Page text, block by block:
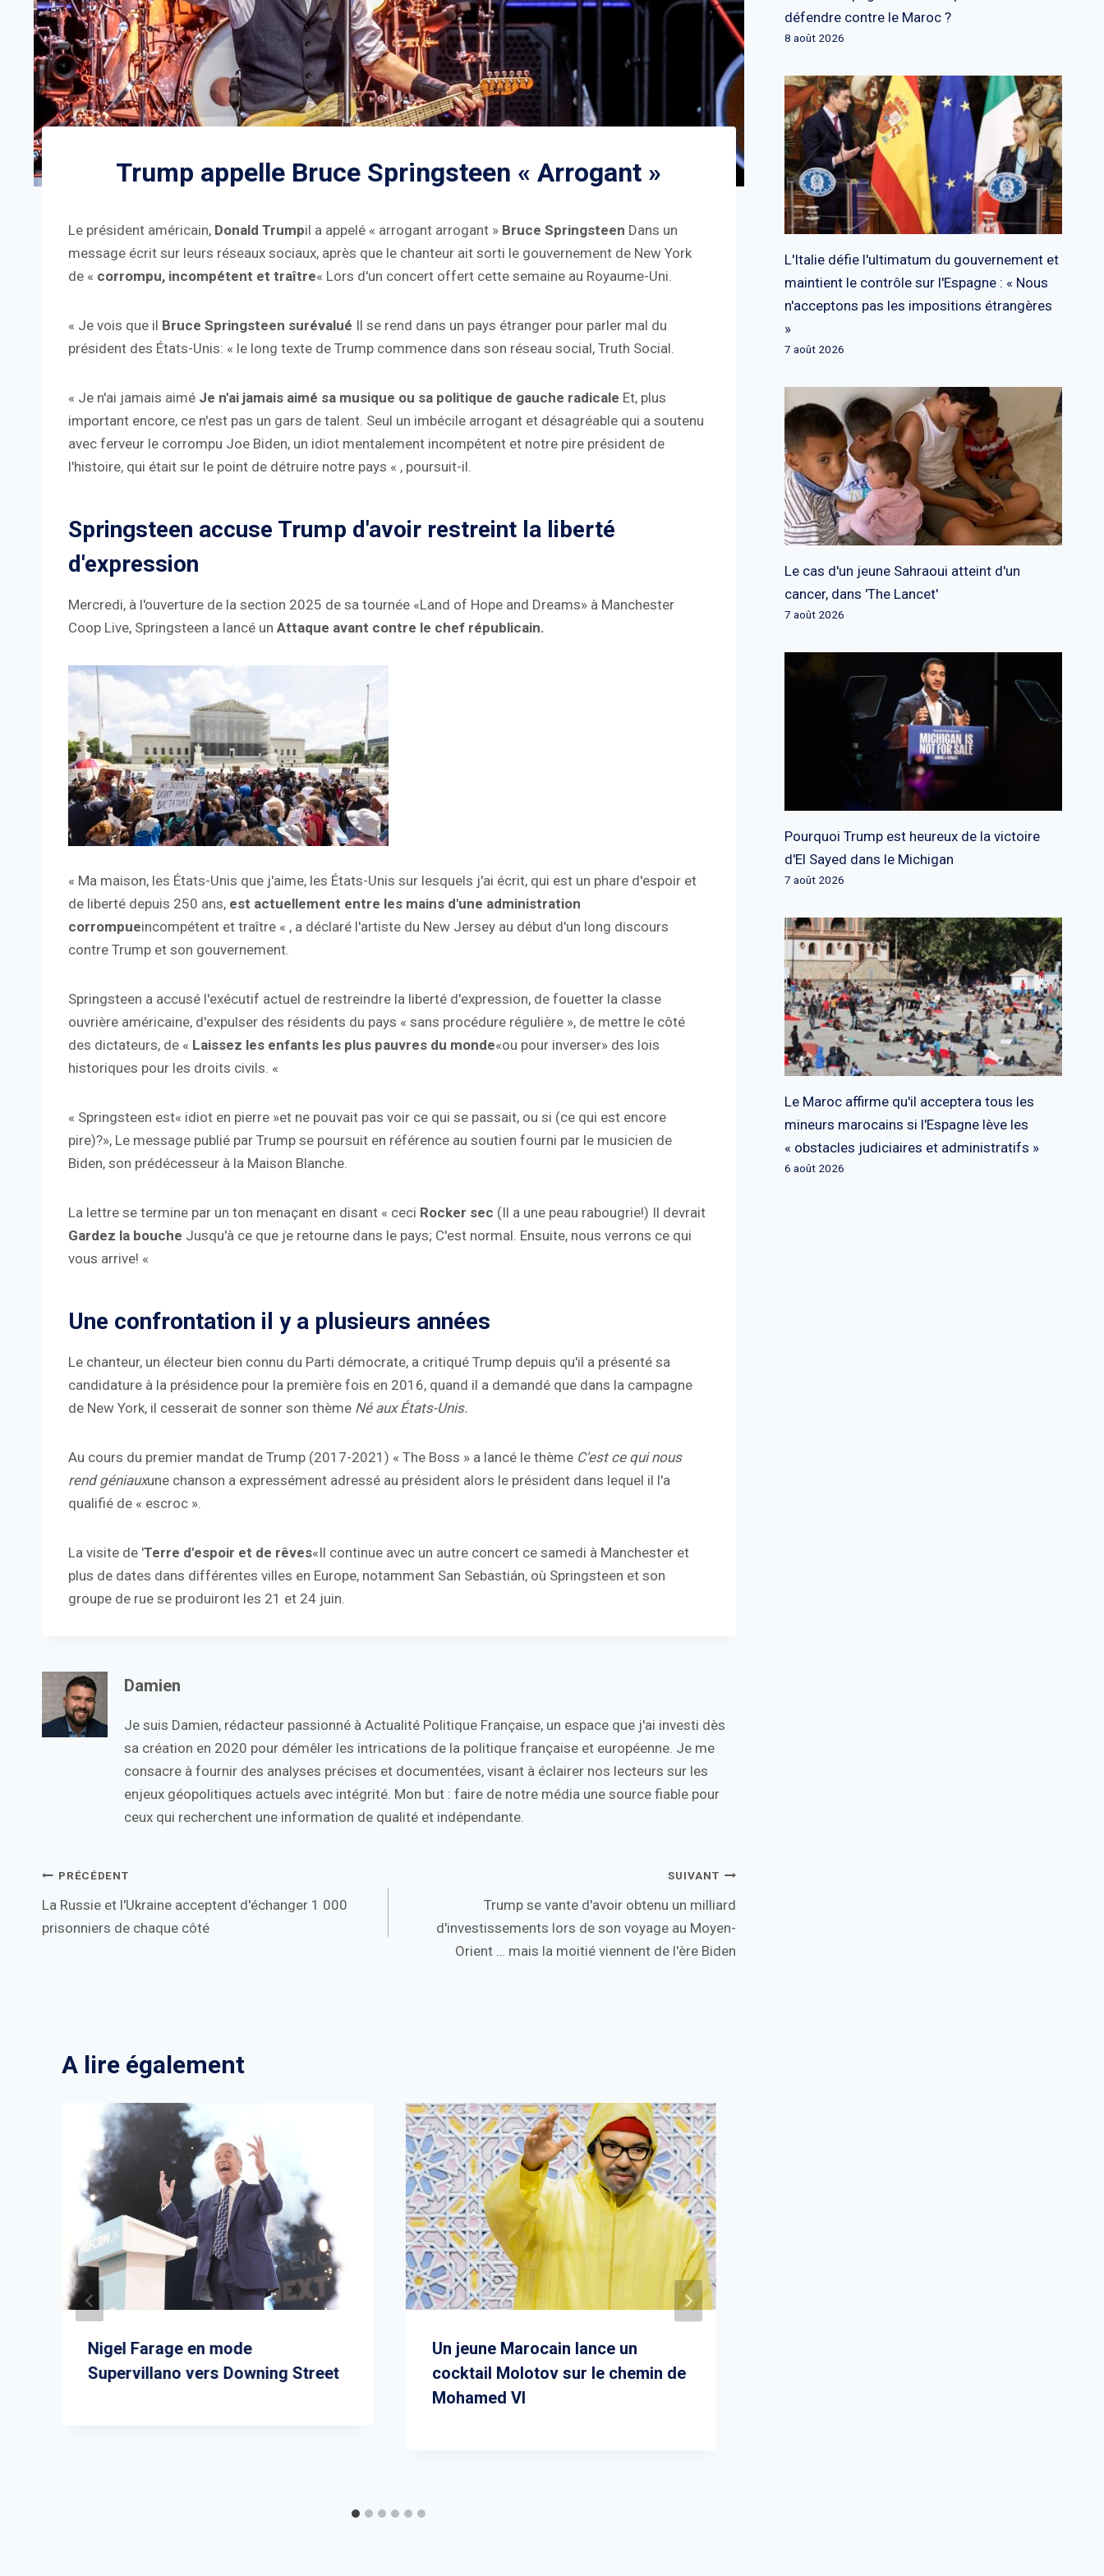
Trump appelle Bruce Springsteen « Arrogant »
Le président américain, Donald Trumpil a appelé « arrogant arrogant » Bruce Springsteen Dans un
message écrit sur leurs réseaux sociaux, après que le chanteur ait sorti le gouvernement de New York
de « corrompu, incompétent et traître« Lors d'un concert offert cette semaine au Royaume-Uni.
« Je vois que il Bruce Springsteen surévalué Il se rend dans un pays étranger pour parler mal du
président des États-Unis: « le long texte de Trump commence dans son réseau social, Truth Social.
« Je n'ai jamais aimé Je n'ai jamais aimé sa musique ou sa politique de gauche radicale Et, plus
important encore, ce n'est pas un gars de talent. Seul un imbécile arrogant et désagréable qui a soutenu
avec ferveur le corrompu Joe Biden, un idiot mentalement incompétent et notre pire président de
l'histoire, qui était sur le point de détruire notre pays « , poursuit-il.
Springsteen accuse Trump d'avoir restreint la liberté
d'expression
Mercredi, à l'ouverture de la section 2025 de sa tournée «Land of Hope and Dreams» à Manchester
Coop Live, Springsteen a lancé un Attaque avant contre le chef républicain.
« Ma maison, les États-Unis que j'aime, les États-Unis sur lesquels j'ai écrit, qui est un phare d'espoir et
de liberté depuis 250 ans, est actuellement entre les mains d'une administration
corrompueincompétent et traître « , a déclaré l'artiste du New Jersey au début d'un long discours
contre Trump et son gouvernement.
Springsteen a accusé l'exécutif actuel de restreindre la liberté d'expression, de fouetter la classe
ouvrière américaine, d'expulser des résidents du pays « sans procédure régulière », de mettre le côté
des dictateurs, de « Laissez les enfants les plus pauvres du monde«ou pour inverser» des lois
historiques pour les droits civils. «
« Springsteen est« idiot en pierre »et ne pouvait pas voir ce qui se passait, ou si (ce qui est encore
pire)?», Le message publié par Trump se poursuit en référence au soutien fourni par le musicien de
Biden, son prédécesseur à la Maison Blanche.
La lettre se termine par un ton menaçant en disant « ceci Rocker sec (Il a une peau rabougrie!) Il devrait
Gardez la bouche Jusqu'à ce que je retourne dans le pays; C'est normal. Ensuite, nous verrons ce qui
vous arrive! «
Une confrontation il y a plusieurs années
Le chanteur, un électeur bien connu du Parti démocrate, a critiqué Trump depuis qu'il a présenté sa
candidature à la présidence pour la première fois en 2016, quand il a demandé que dans la campagne
de New York, il cesserait de sonner son thème Né aux États-Unis.
Au cours du premier mandat de Trump (2017-2021) « The Boss » a lancé le thème C'est ce qui nous
rend géniauxune chanson a expressément adressé au président alors le président dans lequel il l'a
qualifié de « escroc ».
La visite de 'Terre d'espoir et de rêves«Il continue avec un autre concert ce samedi à Manchester et
plus de dates dans différentes villes en Europe, notamment San Sebastián, où Springsteen et son
groupe de rue se produiront les 21 et 24 juin.
Damien
Je suis Damien, rédacteur passionné à Actualité Politique Française, un espace que j'ai investi dès
sa création en 2020 pour démêler les intrications de la politique française et européenne. Je me
consacre à fournir des analyses précises et documentées, visant à éclairer nos lecteurs sur les
enjeux géopolitiques actuels avec intégrité. Mon but : faire de notre média une source fiable pour
ceux qui recherchent une information de qualité et indépendante.
Navigation
de
PRÉCÉDENT
La Russie et l'Ukraine acceptent d'échanger 1 000
prisonniers de chaque côté
SUIVANT
Trump se vante d'avoir obtenu un milliard
d'investissements lors de son voyage au Moyen-
Orient … mais la moitié viennent de l'ère Biden
A lire également
Nigel Farage en mode
Supervillano vers Downing Street
Un jeune Marocain lance un
cocktail Molotov sur le chemin de
Mohamed VI
défendre contre le Maroc ?
8 août 2026
L'Italie défie l'ultimatum du gouvernement et
maintient le contrôle sur l'Espagne : « Nous
n'acceptons pas les impositions étrangères
»
7 août 2026
Le cas d'un jeune Sahraoui atteint d'un
cancer, dans 'The Lancet'
7 août 2026
Pourquoi Trump est heureux de la victoire
d'El Sayed dans le Michigan
7 août 2026
Le Maroc affirme qu'il acceptera tous les
mineurs marocains si l'Espagne lève les
« obstacles judiciaires et administratifs »
6 août 2026